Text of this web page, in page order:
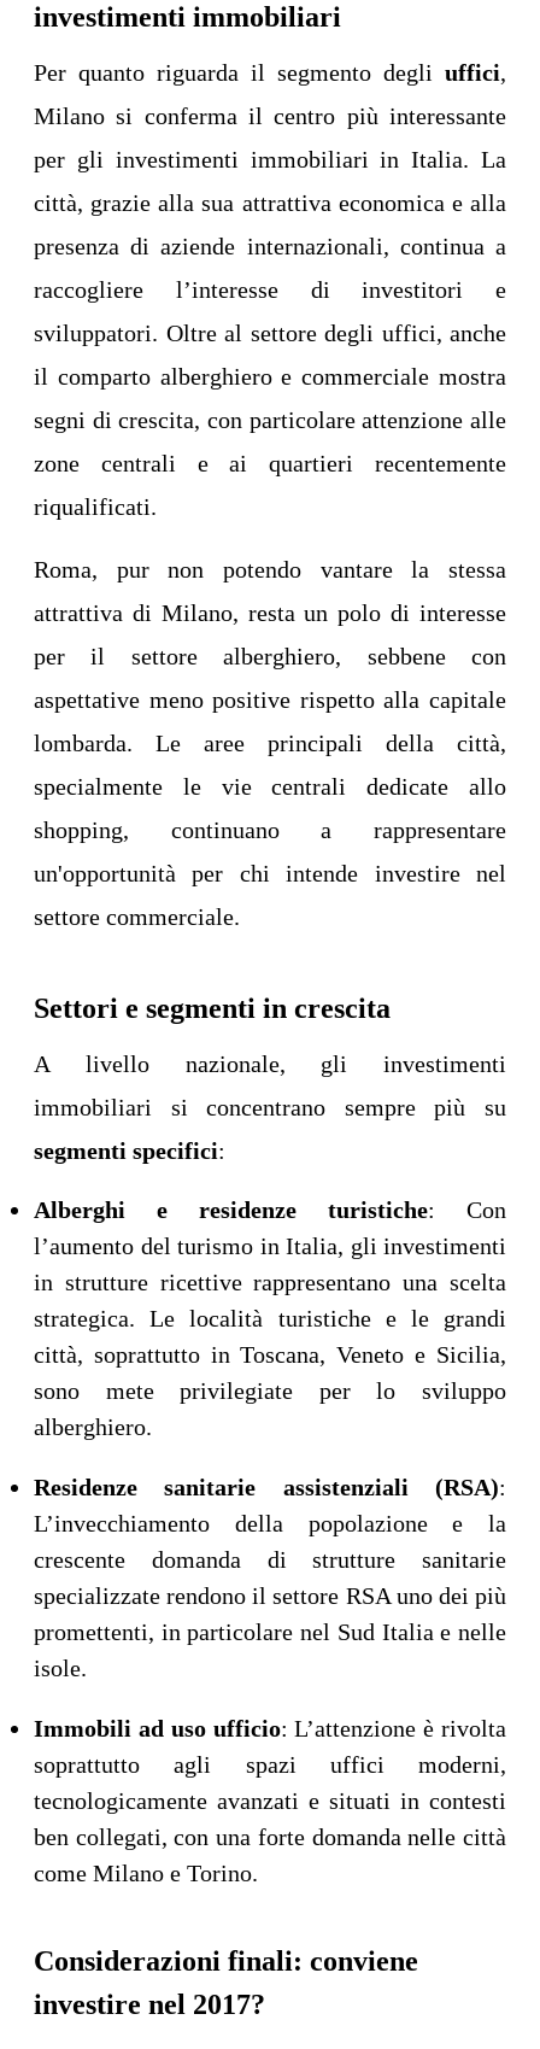
investimenti immobiliari
Per quanto riguarda il segmento degli uffici,
Milano si conferma il centro più interessante
per gli investimenti immobiliari in Italia. La
città, grazie alla sua attrattiva economica e alla
presenza di aziende internazionali, continua a
raccogliere l’interesse di investitori e
sviluppatori. Oltre al settore degli uffici, anche
il comparto alberghiero e commerciale mostra
segni di crescita, con particolare attenzione alle
zone centrali e ai quartieri recentemente
riqualificati.
Roma, pur non potendo vantare la stessa
attrattiva di Milano, resta un polo di interesse
per il settore alberghiero, sebbene con
aspettative meno positive rispetto alla capitale
lombarda. Le aree principali della città,
specialmente le vie centrali dedicate allo
shopping, continuano a rappresentare
un'opportunità per chi intende investire nel
settore commerciale.
Settori e segmenti in crescita
A livello nazionale, gli investimenti
immobiliari si concentrano sempre più su
segmenti specifici:
Alberghi e residenze turistiche: Con
l’aumento del turismo in Italia, gli investimenti
in strutture ricettive rappresentano una scelta
strategica. Le località turistiche e le grandi
città, soprattutto in Toscana, Veneto e Sicilia,
sono mete privilegiate per lo sviluppo
alberghiero.
Residenze sanitarie assistenziali (RSA):
L’invecchiamento della popolazione e la
crescente domanda di strutture sanitarie
specializzate rendono il settore RSA uno dei più
promettenti, in particolare nel Sud Italia e nelle
isole.
Immobili ad uso ufficio: L’attenzione è rivolta
soprattutto agli spazi uffici moderni,
tecnologicamente avanzati e situati in contesti
ben collegati, con una forte domanda nelle città
come Milano e Torino.
Considerazioni finali: conviene
investire nel 2017?